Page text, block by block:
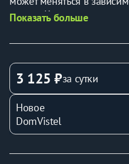
сезона. Квартира вмещает
хорошая раскладушка.
hauck dream'n play
рядом спортивный
квартире не курят. В
для комфортного
wifi интернет,
полотенца, фен,
холодильник,
Показать больше
3 125 ₽за сутки
Новое
DomVistel